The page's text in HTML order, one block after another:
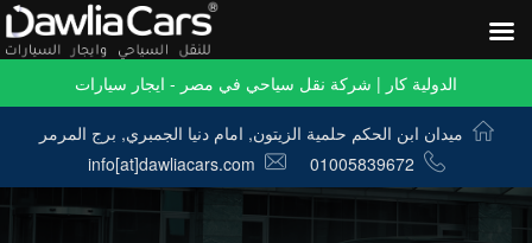
الدولية كار | شركة نقل سياحي في مصر - ايجار سيارات
ميدان ابن الحكم حلمية الزيتون, امام دنيا الجمبري, برج المرمر
01005839672
info[at]dawliacars.com